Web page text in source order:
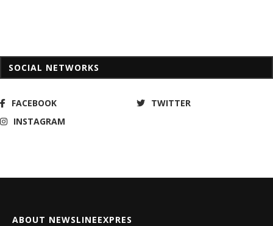
SOCIAL NETWORKS
FACEBOOK
TWITTER
INSTAGRAM
ABOUT NEWSLINEEXPRES